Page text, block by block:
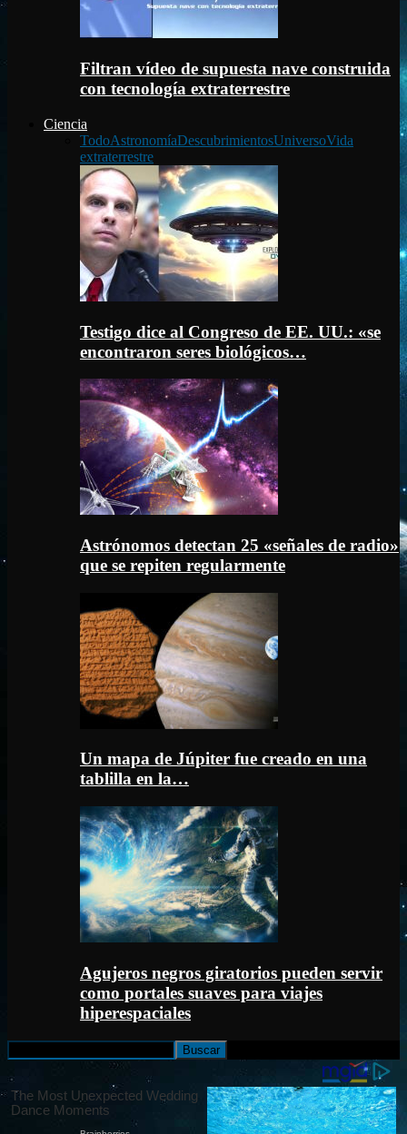
Filtran vídeo de supuesta nave construida
con tecnología extraterrestre
Ciencia
TodoAstronomíaDescubrimientosUniversoVida
extraterrestre
Testigo dice al Congreso de EE. UU.: «se
encontraron seres biológicos…
Astrónomos detectan 25 «señales de radio»
que se repiten regularmente
Un mapa de Júpiter fue creado en una
tablilla en la…
Agujeros negros giratorios pueden servir
como portales suaves para viajes
hiperespaciales